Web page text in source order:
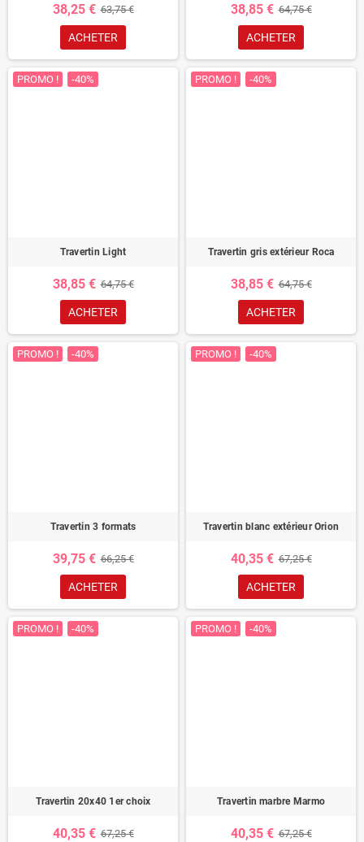
38,25 € 63,75 €
ACHETER
38,85 € 64,75 €
ACHETER
PROMO ! -40%
Travertin Light
38,85 € 64,75 €
ACHETER
PROMO ! -40%
Travertin gris extérieur Roca
38,85 € 64,75 €
ACHETER
PROMO ! -40%
Travertin 3 formats
39,75 € 66,25 €
ACHETER
PROMO ! -40%
Travertin blanc extérieur Orion
40,35 € 67,25 €
ACHETER
PROMO ! -40%
Travertin 20x40 1er choix
40,35 € 67,25 €
PROMO ! -40%
Travertin marbre Marmo
40,35 € 67,25 €